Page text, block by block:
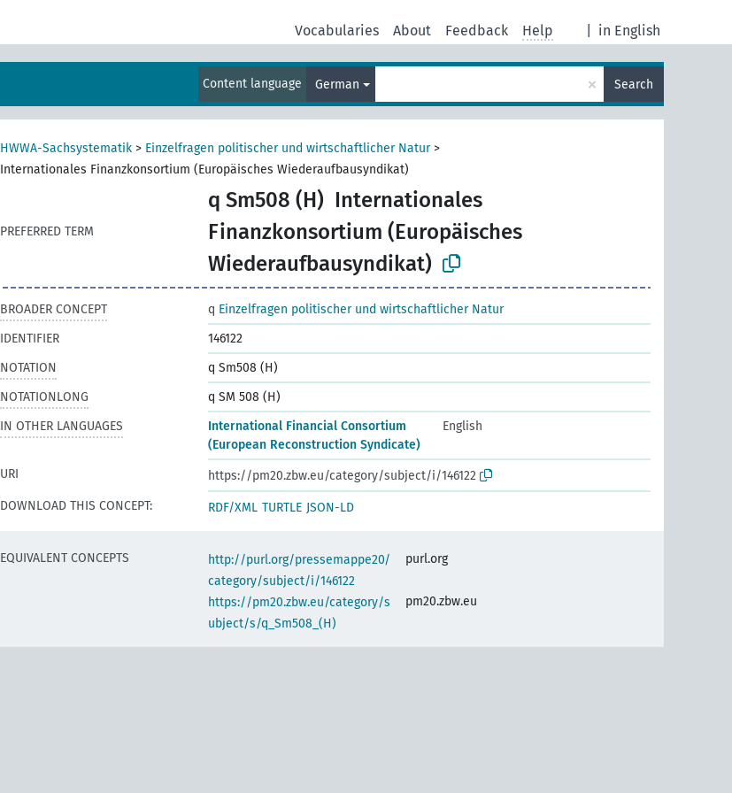
in English
Vocabularies About Feedback Help
Content language German × Search
HWWA-Sachsystematik > Einzelfragen politischer und wirtschaftlicher Natur>
Internationales Finanzkonsortium (Europäisches Wiederaufbausyndikat)
PREFERRED TERM
q Sm508 (H) Internationales
Finanzkonsortium (Europäisches
Wiederaufbausyndikat)
BROADER CONCEPT q Einzelfragen politischer und wirtschaftlicher Natur
IDENTIFIER
146122
NOTATION
q Sm508 (H)
NOTATIONLONG
q SM 508 (H)
IN OTHER LANGUAGES
International Financial Consortium
(European Reconstruction Syndicate)
English
URI
https://pm20.zbw.eu/category/subject/i/146122
DOWNLOAD THIS CONCEPT:
RDF/XML TURTLE JSON-LD
EQUIVALENT CONCEPTS
http://purl.org/pressemappe20/
category/subject/i/146122
purl.org
https://pm20.zbw.eu/category/s
ubject/s/q_Sm508_(H)
pm20.zbw.eu